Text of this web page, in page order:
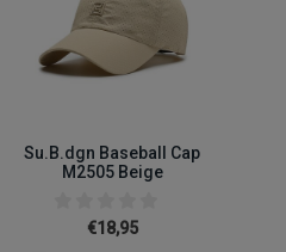
Su.B.dgn Baseball Cap
M2505 Beige
€18,95